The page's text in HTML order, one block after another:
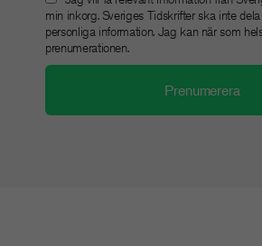
min inkorg. Sveriges Tidskrifter ska inte
personliga information. Jag kan när som
prenumerationen.